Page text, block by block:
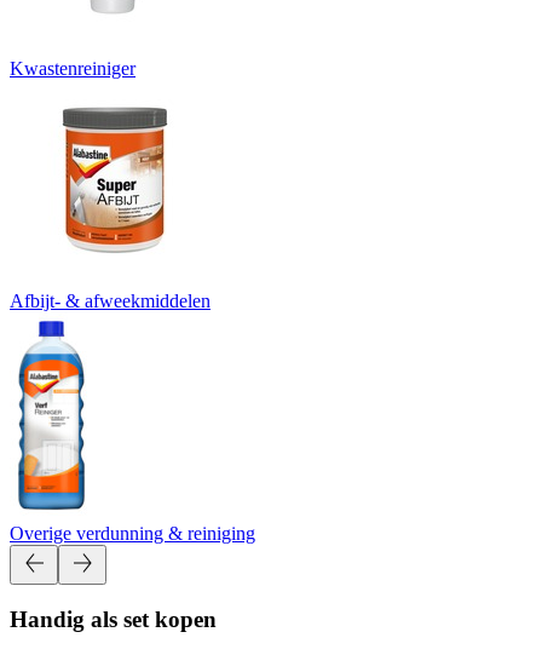
Kwastenreiniger
Afbijt- & afweekmiddelen
Overige verdunning & reiniging
Handig als set kopen